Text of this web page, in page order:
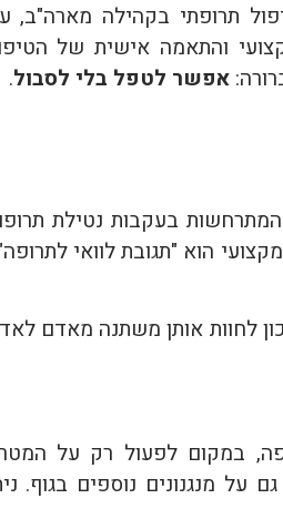
תרופתי בקהילה מארה"ב,
מקצועי והתאמה אישית של
אפשר לטפל בלי לסבול.
המתרחשות בעקבות נטילת
הוא "תגובת לוואי
לחוות אותן משתנה מאדם
במקום לפעול רק על
מנגנונים נוספים בגוף.